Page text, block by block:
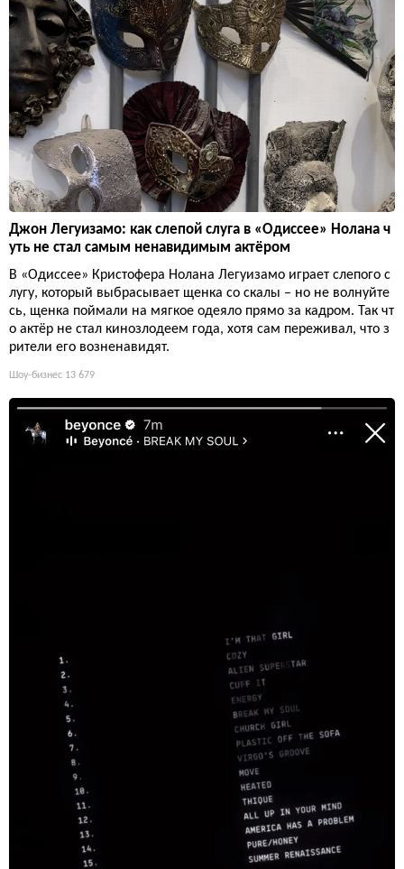
Джон Легуизамо: как слепой слуга в «Одиссее» Нолана ч
уть не стал самым ненавидимым актёром
В «Одиссее» Кристофера Нолана Легуизамо играет слепого с
лугу, который выбрасывает щенка со скалы – но не волнуйте
сь, щенка поймали на мягкое одеяло прямо за кадром. Так чт
о актёр не стал кинозлодеем года, хотя сам переживал, что з
рители его возненавидят.
Шоу-бизнес 13 679